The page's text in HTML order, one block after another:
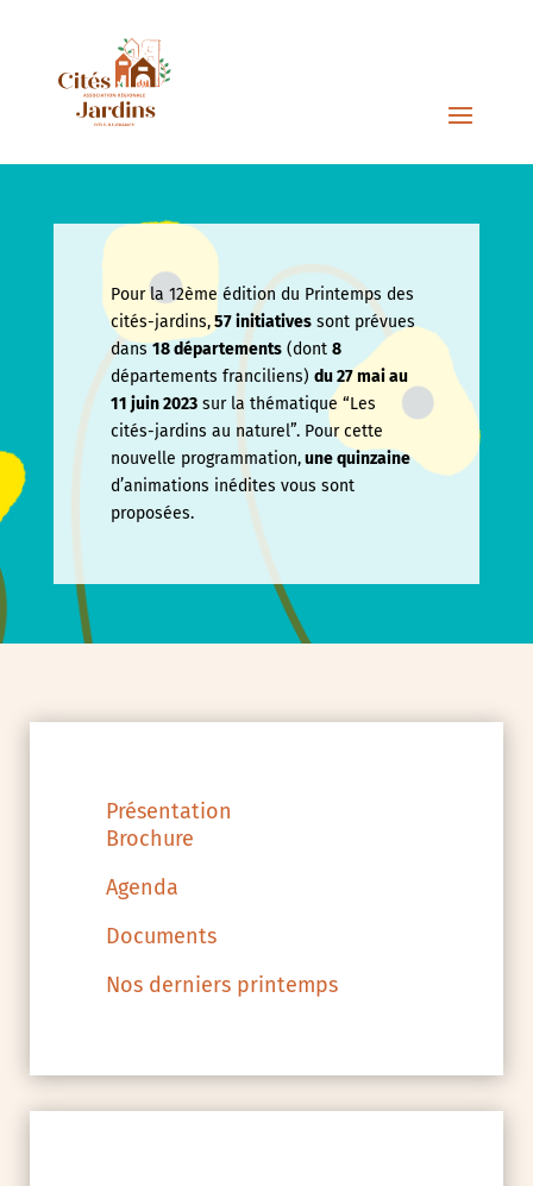
Pour la 12ème édition du Printemps des
cités-jardins,57 initiativessont prévues
dans18 départements(dont 8
départements franciliens) du 27 mai au
11 juin2023sur la thématique “Les
cités-jardins au naturel”. Pour cette
nouvelle programmation,une quinzaine
d’animations inédites vous sont
proposées.
Présentation
Brochure
Agenda
Documents
Nos derniers printemps